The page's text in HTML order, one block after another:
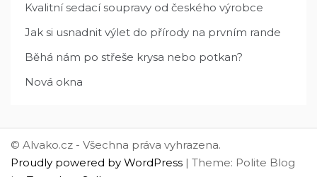
Kvalitní sedací soupravy od českého výrobce
Jak si usnadnit výlet do přírody na prvním rande
Běhá nám po střeše krysa nebo potkan?
Nová okna
© Alvako.cz - Všechna práva vyhrazena.
Proudly powered by WordPress | Theme: Polite Blog